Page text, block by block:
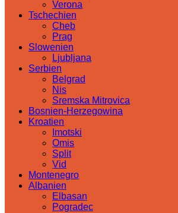
Verona
Tschechien
Cheb
Prag
Slowenien
Ljubljana
Serbien
Belgrad
Nis
Sremska Mitrovica
Bosnien-Herzegowina
Kroatien
Imotski
Omis
Split
Vid
Montenegro
Albanien
Elbasan
Pogradec